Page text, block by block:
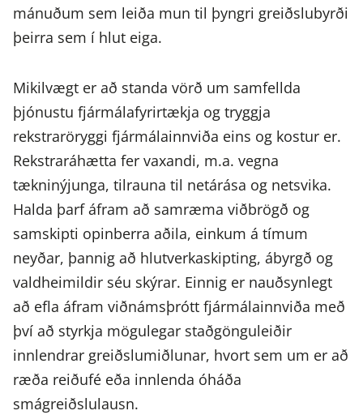
mánuðum sem leiða mun til þyngri greiðslubyrði
þeirra sem í hlut eiga.
Mikilvægt er að standa vörð um samfellda
þjónustu fjármálafyrirtækja og tryggja
rekstraröryggi fjármálainnviða eins og kostur er.
Rekstraráhætta fer vaxandi, m.a. vegna
tækninýjunga, tilrauna til netárása og netsvika.
Halda þarf áfram að samræma viðbrögð og
samskipti opinberra aðila, einkum á tímum
neyðar, þannig að hlutverkaskipting, ábyrgð og
valdheimildir séu skýrar. Einnig er nauðsynlegt
að efla áfram viðnámsþrótt fjármálainnviða með
því að styrkja mögulegar staðgönguleiðir
innlendrar greiðslumiðlunar, hvort sem um er að
ræða reiðufé eða innlenda óháða
smágreiðslulausn.